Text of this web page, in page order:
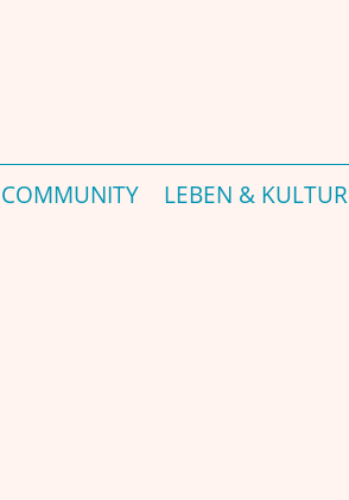
COMMUNITY LEBEN & KULTUR